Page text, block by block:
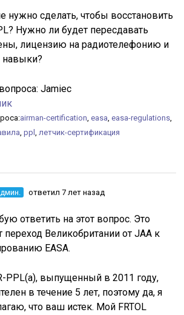
нужно сделать, чтобы восстановить
Нужно ли будет пересдавать
лицензию на радиотелефонию и
навыки?
Jamiec
airman-certification,easa,easa-regulations,
,ppl,летчик-сертификация
ответил 7 лет назад
ответить на этот вопрос. Это
переход Великобритании от JAA к
EASA.
PPL(a), выпущенный в 2011 году,
в течение 5 лет, поэтому да, я
что ваш истек. Мой FRTOL